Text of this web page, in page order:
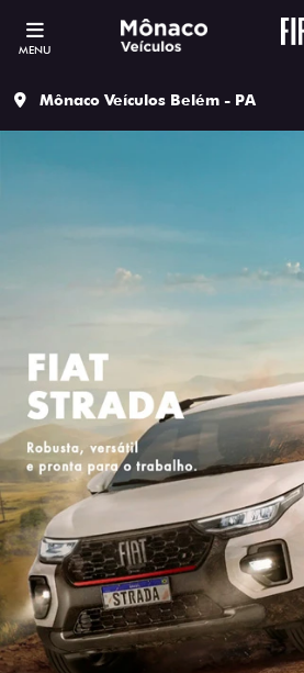
MENU
Mônaco Veículos Belém - PA
ESTOU